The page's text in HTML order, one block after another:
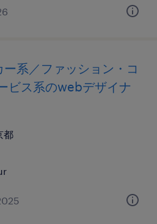
系／ファッション・コ
ビス系のwebデザイナ
都